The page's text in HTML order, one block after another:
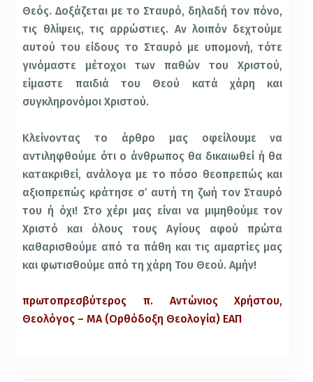
Θεός. Δοξάζεται με το Σταυρό, δηλαδή τον πόνο,
τις θλίψεις, τις αρρώστιες. Αν λοιπόν δεχτούμε
αυτού του είδους το Σταυρό με υπομονή, τότε
γινόμαστε μέτοχοι των παθών του Χριστού,
είμαστε παιδιά του Θεού κατά χάρη και
συγκληρονόμοι Χριστού.
Κλείνοντας το άρθρο μας οφείλουμε να
αντιληφθούμε ότι ο άνθρωπος θα δικαιωθεί ή θα
κατακριθεί, ανάλογα με το πόσο θεοπρεπώς και
αξιοπρεπώς κράτησε σ’ αυτή τη ζωή τον Σταυρό
του ή όχι! Στο χέρι μας είναι να μιμηθούμε τον
Χριστό και όλους τους Αγίους αφού πρώτα
καθαρισθούμε από τα πάθη και τις αμαρτίες μας
και φωτισθούμε από τη χάρη Του Θεού. Αμήν!
πρωτοπρεσβύτερος π. Αντώνιος Χρήστου,
Θεολόγος – ΜΑ (Ορθόδοξη Θεολογία) ΕΑΠ